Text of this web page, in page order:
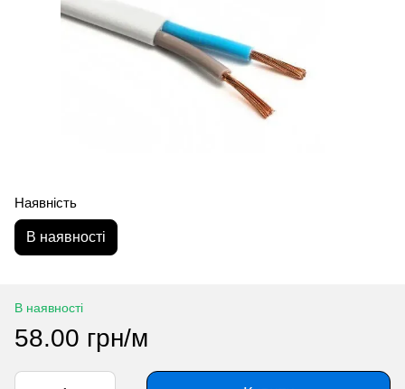
Наявність
В наявності
В наявності
58.00 грн/м